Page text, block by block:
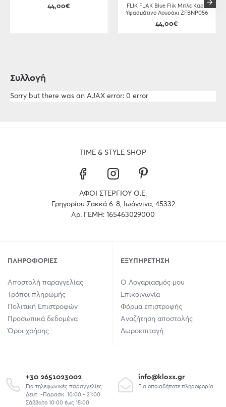
44,00€
FLIK FLAK Blue Flik Μπλε Καρό
Υφασμάτινο Λουράκι ZFBNP056
44,00€
Συλλογή
Sorry but there was an AJAX error: 0 error
TIME & STYLE SHOP
ΑΦΟΙ ΣΤΕΡΓΙΟΥ Ο.Ε.
Γρηγορίου Σακκά 6-8, Ιωάννινα, 45332
Αρ. ΓΕΜΗ: 165463029000
ΠΛΗΡΟΦΟΡΊΕΣ
Αποστολή παραγγελίας
Τρόποι πληρωμής
Πολιτική Επιστροφών
Προσωπικά δεδομένα
Όροι χρήσης
ΕΞΥΠΗΡΈΤΗΣΗ
Ο Λογαριασμός μου
Επικοινωνία
Φόρμα επιστροφής
Αναζήτηση αποστολής
Δωροεπιταγή
+30 2651023002
Για τηλεφωνικές παραγγελίες
Δευτ. -Παρασκ. 10:00 - 21:00
Σάββατο 10:00 έως 15:00
info@kloxx.gr
Για οποιαδήποτε πληροφορία